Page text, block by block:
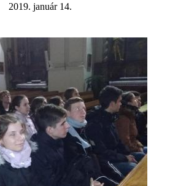
2019. január 14.